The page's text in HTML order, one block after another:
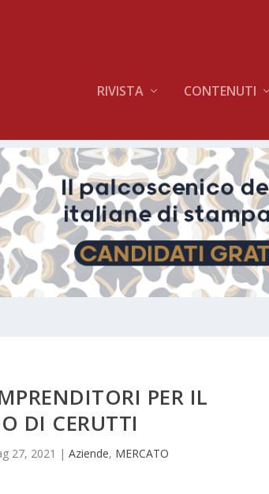
RIVISTA CONTENUTI
PER IL
DI CERUTTI
27, 2021 |Aziende, MERCATO